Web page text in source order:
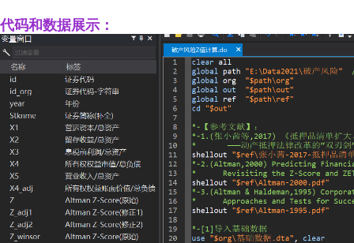
代码和数据展示：